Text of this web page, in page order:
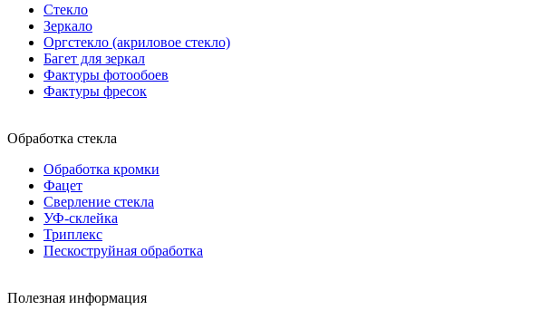
Стекло
Зеркало
Оргстекло (акриловое стекло)
Багет для зеркал
Фактуры фотообоев
Фактуры фресок
Обработка стекла
Обработка кромки
Фацет
Сверление стекла
УФ-склейка
Триплекс
Пескоструйная обработка
Полезная информация